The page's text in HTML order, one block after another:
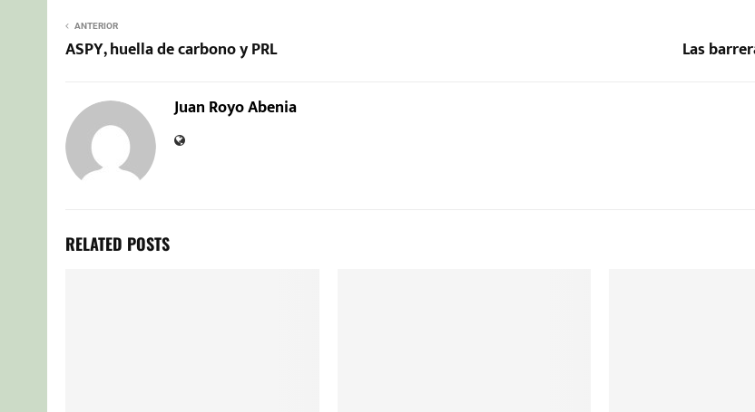
ANTERIOR
ASPY, huella de carbono y PRL Las
Juan Royo Abenia
RELATED POSTS